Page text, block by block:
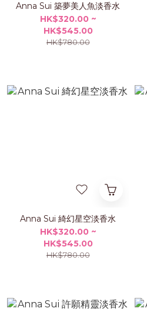
Anna Sui 築夢美人魚淡香水
HK$320.00 ~
HK$545.00
HK$780.00
Anna Sui 綺幻星空淡香水
HK$320.00 ~
HK$545.00
HK$780.00